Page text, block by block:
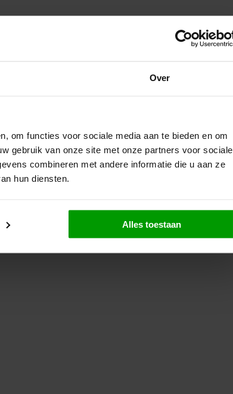
Over
om functies voor sociale media aan te bieden en om
gebruik van onze site met onze partners voor sociale
combineren met andere informatie die u aan ze
hun diensten.
Alles toestaan